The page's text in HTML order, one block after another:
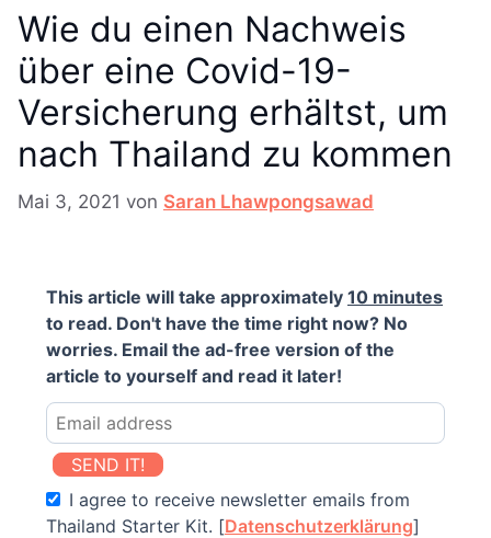
Wie du einen Nachweis
über eine Covid-19-
Versicherung erhältst, um
nach Thailand zu kommen
Mai 3, 2021 von Saran Lhawpongsawad
This article will take approximately 10 minutes
to read. Don't have the time right now? No
worries. Email the ad-free version of the
article to yourself and read it later!
SEND IT!
I agree to receive newsletter emails from
Thailand Starter Kit. [Datenschutzerklärung]